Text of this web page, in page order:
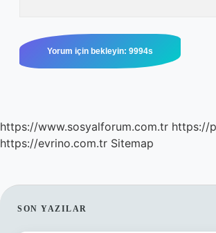
https://www.sosyalforum.com.tr https://
https://evrino.com.tr Sitemap
SIDEBAR
SON YAZILAR